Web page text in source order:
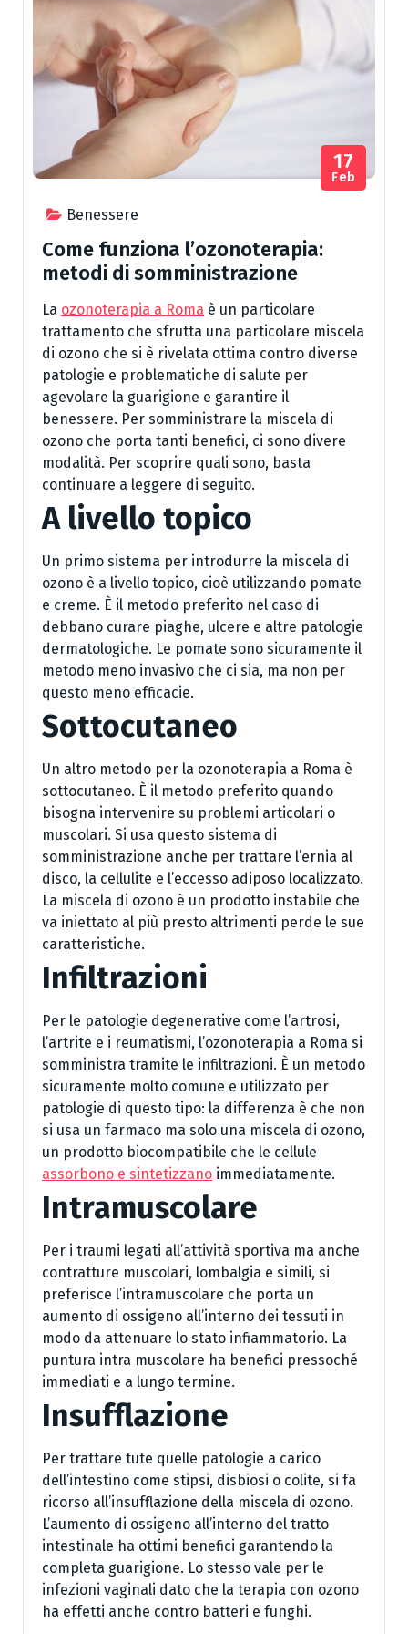
Benessere
17
Feb
Come funziona l’ozonoterapia:
metodi di somministrazione
La ozonoterapia a Roma è un particolare
trattamento che sfrutta una particolare miscela
di ozono che si è rivelata ottima contro diverse
patologie e problematiche di salute per
agevolare la guarigione e garantire il
benessere. Per somministrare la miscela di
ozono che porta tanti benefici, ci sono divere
modalità. Per scoprire quali sono, basta
continuare a leggere di seguito.
A livello topico
Un primo sistema per introdurre la miscela di
ozono è a livello topico, cioè utilizzando pomate
e creme. È il metodo preferito nel caso di
debbano curare piaghe, ulcere e altre patologie
dermatologiche. Le pomate sono sicuramente il
metodo meno invasivo che ci sia, ma non per
questo meno efficacie.
Sottocutaneo
Un altro metodo per la ozonoterapia a Roma è
sottocutaneo. È il metodo preferito quando
bisogna intervenire su problemi articolari o
muscolari. Si usa questo sistema di
somministrazione anche per trattare l’ernia al
disco, la cellulite e l’eccesso adiposo localizzato.
La miscela di ozono è un prodotto instabile che
va iniettato al più presto altrimenti perde le sue
caratteristiche.
Infiltrazioni
Per le patologie degenerative come l’artrosi,
l’artrite e i reumatismi, l’ozonoterapia a Roma si
somministra tramite le infiltrazioni. È un metodo
sicuramente molto comune e utilizzato per
patologie di questo tipo: la differenza è che non
si usa un farmaco ma solo una miscela di ozono,
un prodotto biocompatibile che le cellule
assorbono e sintetizzano immediatamente.
Intramuscolare
Per i traumi legati all’attività sportiva ma anche
contratture muscolari, lombalgia e simili, si
preferisce l’intramuscolare che porta un
aumento di ossigeno all’interno dei tessuti in
modo da attenuare lo stato infiammatorio. La
puntura intra muscolare ha benefici pressoché
immediati e a lungo termine.
Insufflazione
Per trattare tute quelle patologie a carico
dell’intestino come stipsi, disbiosi o colite, si fa
ricorso all’insufflazione della miscela di ozono.
L’aumento di ossigeno all’interno del tratto
intestinale ha ottimi benefici garantendo la
completa guarigione. Lo stesso vale per le
infezioni vaginali dato che la terapia con ozono
ha effetti anche contro batteri e funghi.